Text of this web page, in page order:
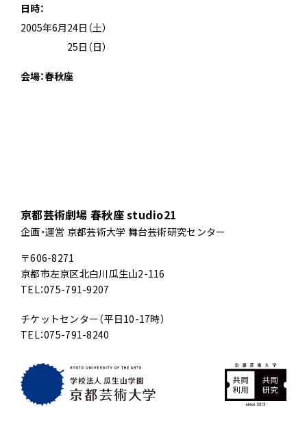
日時：
2005年6月24日（土）
25日（日）
会場：春秋座
京都芸術劇場 春秋座 studio21
企画・運営 京都芸術大学 舞台芸術研究センター
〒606-8271
京都市左京区北白川瓜生山2-116
TEL：075-791-9207
チケットセンター（平日10-17時）
TEL：075-791-8240